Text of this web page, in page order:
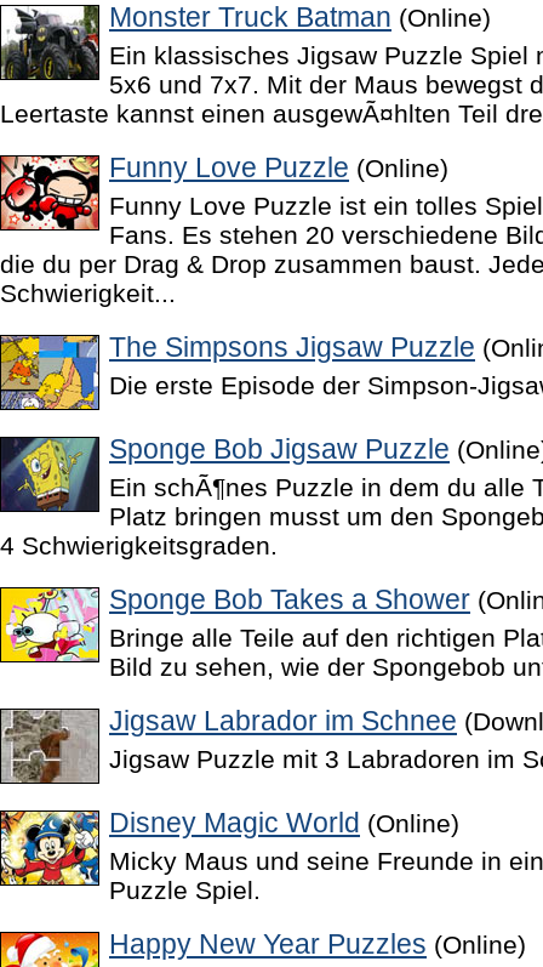
Monster Truck Batman (Online)
Ein klassisches Jigsaw Puzzle Spiel
5x6 und 7x7. Mit der Maus bewegst
Leertaste kannst einen ausgewÃ¤hlten Teil
Funny Love Puzzle (Online)
Funny Love Puzzle ist ein tolles
Fans. Es stehen 20 verschiedene
die du per Drag & Drop zusammen baust.
Schwierigkeit...
The Simpsons Jigsaw Puzzle
Die erste Episode der Simpson-
Sponge Bob Jigsaw Puzzle
Ein schÃ¶nes Puzzle in dem du alle
Platz bringen musst um den
4 Schwierigkeitsgraden.
Sponge Bob Takes a Shower
Bringe alle Teile auf den richtigen
Bild zu sehen, wie der Spongebob
Jigsaw Labrador im Schnee
Jigsaw Puzzle mit 3 Labradoren im
Disney Magic World (Online)
Micky Maus und seine Freunde in
Puzzle Spiel.
Happy New Year Puzzles (Online)